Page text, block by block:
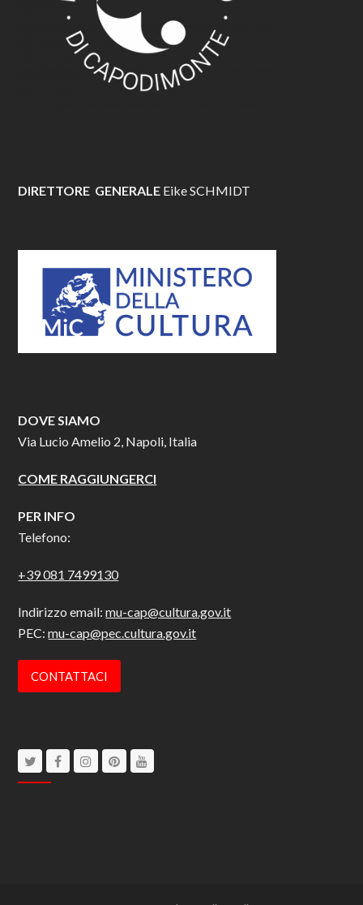
DIRETTORE GENERALE Eike SCHMIDT
DOVE SIAMO
Via Lucio Amelio 2, Napoli, Italia
COME RAGGIUNGERCI
PER INFO
Telefono:
+39 081 7499130
Indirizzo email:mu-cap@cultura.gov.it
PEC:mu-cap@pec.cultura.gov.it
CONTATTACI
TwitterFacebookInstagram
Pinterest